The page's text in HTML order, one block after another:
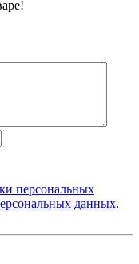
персональных
данных.